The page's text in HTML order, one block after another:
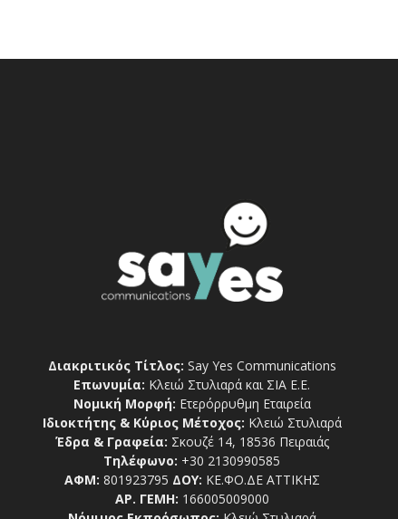
Διακριτικός Τίτλος: Say Yes Communications
Επωνυμία: Κλειώ Στυλιαρά και ΣΙΑ Ε.Ε.
Νομική Μορφή: Ετερόρρυθμη Εταιρεία
Ιδιοκτήτης & Κύριος Μέτοχος: Κλειώ Στυλιαρά
Έδρα & Γραφεία: Σκουζέ 14, 18536 Πειραιάς
Τηλέφωνο: +30 2130990585
ΑΦΜ: 801923795 ΔΟΥ: ΚΕ.ΦΟ.ΔΕ ΑΤΤΙΚΗΣ
ΑΡ. ΓΕΜΗ: 166005009000